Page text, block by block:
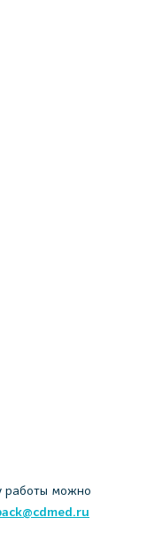
работы можно